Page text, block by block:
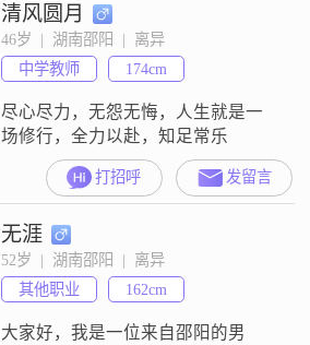
清风圆月
46岁  |  湖南邵阳  |  离异
中学教师
174cm
尽心尽力，无怨无悔，人生就是一
场修行，全力以赴，知足常乐
打招呼 发留言
无涯
52岁  |  湖南邵阳  |  离异
其他职业
162cm
大家好，我是一位来自邵阳的男